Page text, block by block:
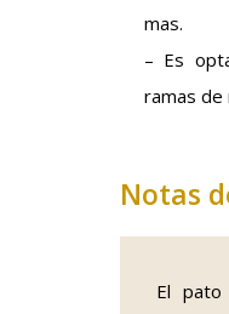
mas.
– Es
ramas de
Notas
El